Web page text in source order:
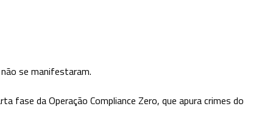
se manifestaram.
fase da Operação Compliance Zero, que apura crimes do